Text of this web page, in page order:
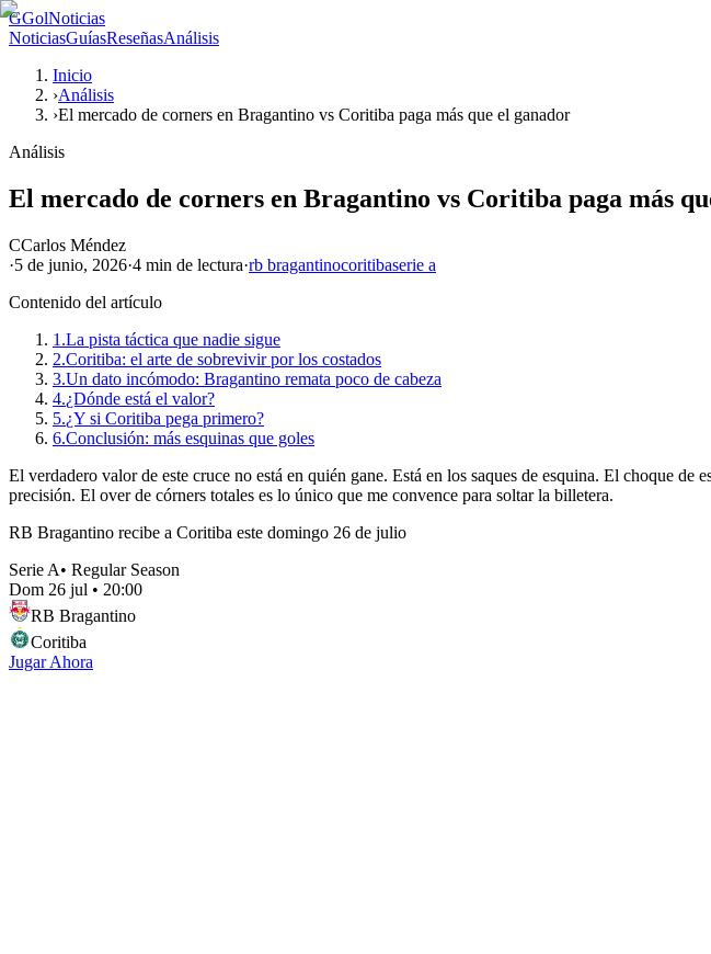
GGolNoticias
NoticiasGuíasReseñasAnálisis
Inicio
›Análisis
›El mercado de corners en Bragantino vs Coritiba paga más que el ganador
Análisis
El mercado de corners en Bragantino vs Coritiba paga más
CCarlos Méndez
·5 de junio, 2026·4 min de lectura·rb bragantinocoritibaserie a
Contenido del artículo
1.La pista táctica que nadie sigue
2.Coritiba: el arte de sobrevivir por los costados
3.Un dato incómodo: Bragantino remata poco de cabeza
4.¿Dónde está el valor?
5.¿Y si Coritiba pega primero?
6.Conclusión: más esquinas que goles
El verdadero valor de este cruce no está en quién gane. Está en los saques de esquina. El choque
precisión. El over de córners totales es lo único que me convence para soltar la billetera.
RB Bragantino recibe a Coritiba este domingo 26 de julio
Serie A• Regular Season
Dom 26 jul • 20:00
RB Bragantino
Coritiba
Jugar Ahora